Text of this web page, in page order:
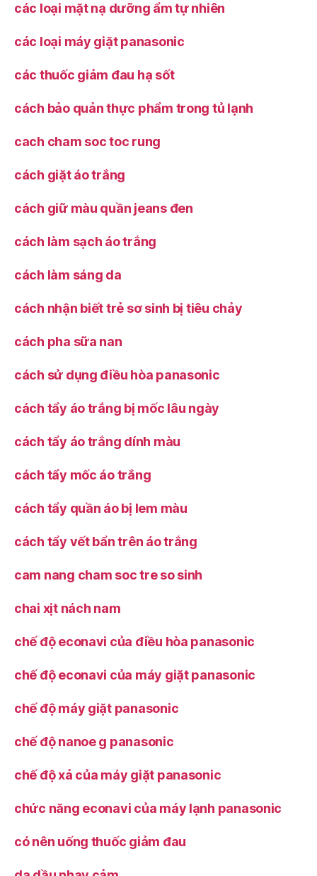
các loại mặt nạ dưỡng ẩm tự nhiên
các loại máy giặt panasonic
các thuốc giảm đau hạ sốt
cách bảo quản thực phẩm trong tủ lạnh
cach cham soc toc rung
cách giặt áo trắng
cách giữ màu quần jeans đen
cách làm sạch áo trắng
cách làm sáng da
cách nhận biết trẻ sơ sinh bị tiêu chảy
cách pha sữa nan
cách sử dụng điều hòa panasonic
cách tẩy áo trắng bị mốc lâu ngày
cách tẩy áo trắng dính màu
cách tẩy mốc áo trắng
cách tẩy quần áo bị lem màu
cách tẩy vết bẩn trên áo trắng
cam nang cham soc tre so sinh
chai xịt nách nam
chế độ econavi của điều hòa panasonic
chế độ econavi của máy giặt panasonic
chế độ máy giặt panasonic
chế độ nanoe g panasonic
chế độ xả của máy giặt panasonic
chức năng econavi của máy lạnh panasonic
có nên uống thuốc giảm đau